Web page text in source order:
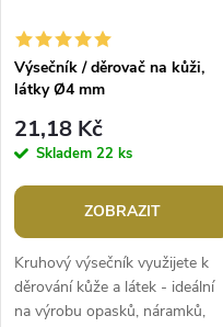
í
p
r
o
d
u
s
p
r
o
d
Výsečník / děrovač na kůži,
látky Ø4 mm
21,18 Kč
Skladem 22 ks
ZOBRAZIT
Kruhový výsečník využijete k
děrování kůže a látek - ideální
na výrobu opasků, náramků,